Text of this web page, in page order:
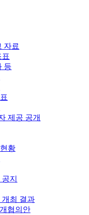
자료
등
제공 공개
황
지
개최 결과
협의안